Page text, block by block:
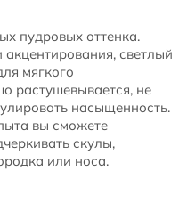
пудровых оттенка.
светлый
мягкого
растушевывается, не
насыщенность.
вы сможете
скулы,
или носа.